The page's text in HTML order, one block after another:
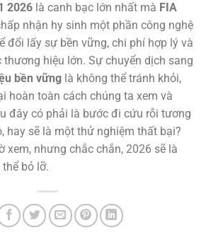
2026 là canh bạc lớn nhất mà FIA
nhận hy sinh một phần công nghệ
đổi lấy sự bền vững, chi phí hợp lý và
hiệu lớn. Sự chuyển dịch sang
bền vững là không thể tránh khỏi,
hoàn toàn cách chúng ta xem và
đây có phải là bước đi cứu rỗi tương
hay sẽ là một thử nghiệm thất bại?
xem, nhưng chắc chắn, 2026 sẽ là
bỏ lỡ.